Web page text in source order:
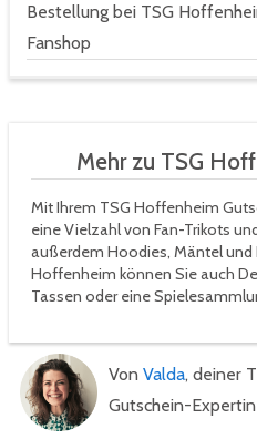
Bestellung bei TSG
Fanshop
Mehr zu TSG
Mit Ihrem TSG Hoffenheim
eine Vielzahl von Fan-Trikots
außerdem Hoodies, Mäntel und
Hoffenheim können Sie auch
Tassen oder eine
Von Valda, deiner
Gutschein-Expertin